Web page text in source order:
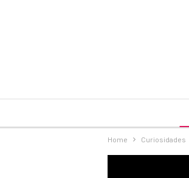
Home Curiosidades